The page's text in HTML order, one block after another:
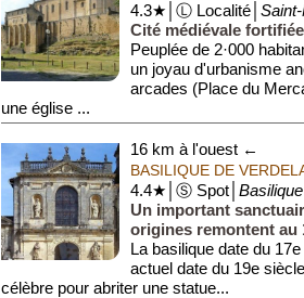
4.3★│Ⓛ Localité│
Cité médiévale
Peuplée de 2·000
un joyau d'urbanisme
arcades (Place du
une église ...
16 km à l'ouest ←
BASILIQUE DE
4.4★│Ⓢ Spot│
Un important
origines remontent au
La basilique date du
actuel date du 19e
célèbre pour abriter une statue...